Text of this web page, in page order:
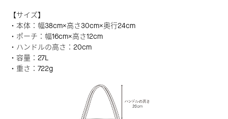
【サイズ】
・本体：幅38cm×高さ30cm×奥行24cm
・ポーチ：幅16cm×高さ12cm
・ハンドルの高さ：20cm
・容量：27L
・重さ：722g